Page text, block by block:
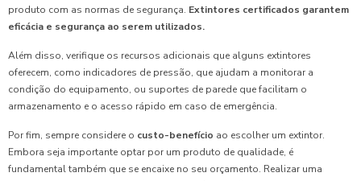
produto com as normas de segurança. Extintores certificados garantem
eficácia e segurança ao serem utilizados.
Além disso, verifique os recursos adicionais que alguns extintores
oferecem, como indicadores de pressão, que ajudam a monitorar a
condição do equipamento, ou suportes de parede que facilitam o
armazenamento e o acesso rápido em caso de emergência.
Por fim, sempre considere o custo-benefício ao escolher um extintor.
Embora seja importante optar por um produto de qualidade, é
fundamental também que se encaixe no seu orçamento. Realizar uma